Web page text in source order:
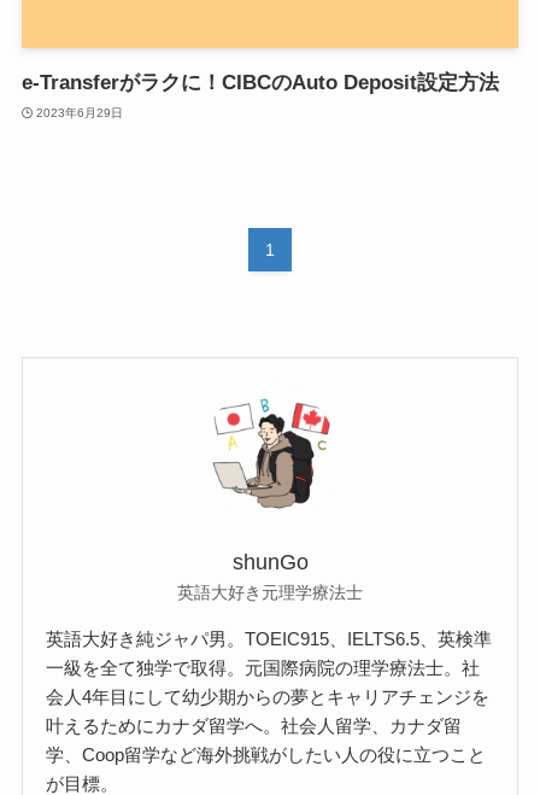
e-Transferがラクに！CIBCのAuto Deposit設定方法
2023年6月29日
1
shunGo
英語大好き元理学療法士
英語大好き純ジャパ男。TOEIC915、IELTS6.5、英検準
一級を全て独学で取得。元国際病院の理学療法士。社
会人4年目にして幼少期からの夢とキャリアチェンジを
叶えるためにカナダ留学へ。社会人留学、カナダ留
学、Coop留学など海外挑戦がしたい人の役に立つこと
が目標。